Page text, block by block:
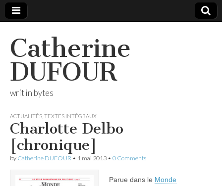
Catherine
DUFOUR
writ in bytes
ACTUALITÉS TEXTES INTÉGRAUX
Charlotte Delbo
[chronique]
by Catherine DUFOUR • 1 mai 2013 • 0 Comments
Parue dans le Monde